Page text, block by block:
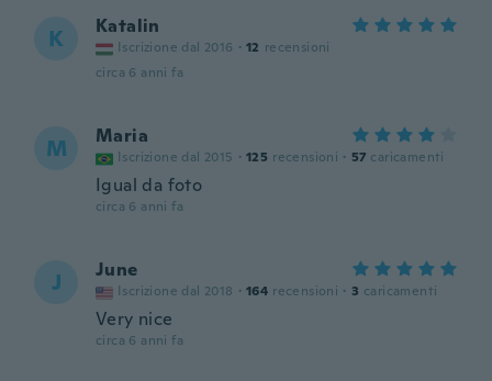
K Katalin
Iscrizione dal 2016 · 12 recensioni
circa 6 anni fa
M Maria
Iscrizione dal 2015 · 125 recensioni · 57 caricamenti
Igual da foto
circa 6 anni fa
J June
Iscrizione dal 2018 · 164 recensioni · 3 caricamenti
Very nice
circa 6 anni fa